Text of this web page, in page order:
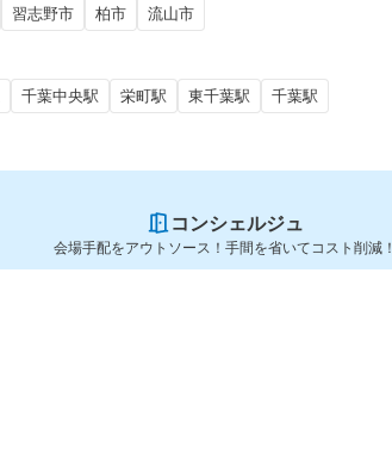
習志野市 柏市 流山市
千葉中央駅 栄町駅 東千葉駅 千葉駅
コンシェルジュ
会場手配をアウトソース！手間を省いてコスト削減！